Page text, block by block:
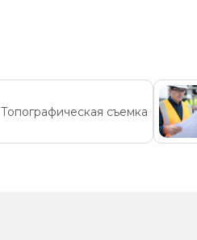
Топографическая съемка